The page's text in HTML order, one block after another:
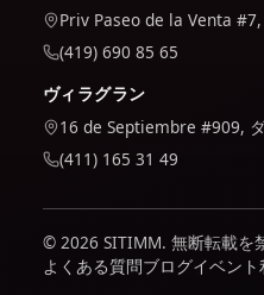
Priv Paseo de la Venta
(419) 690 85 65
ヴィラグラン
16 de Septiembre #909,
(411) 165 31 49
© 2026 SITIMM. 無断転載を
よくある質問ブログイベント